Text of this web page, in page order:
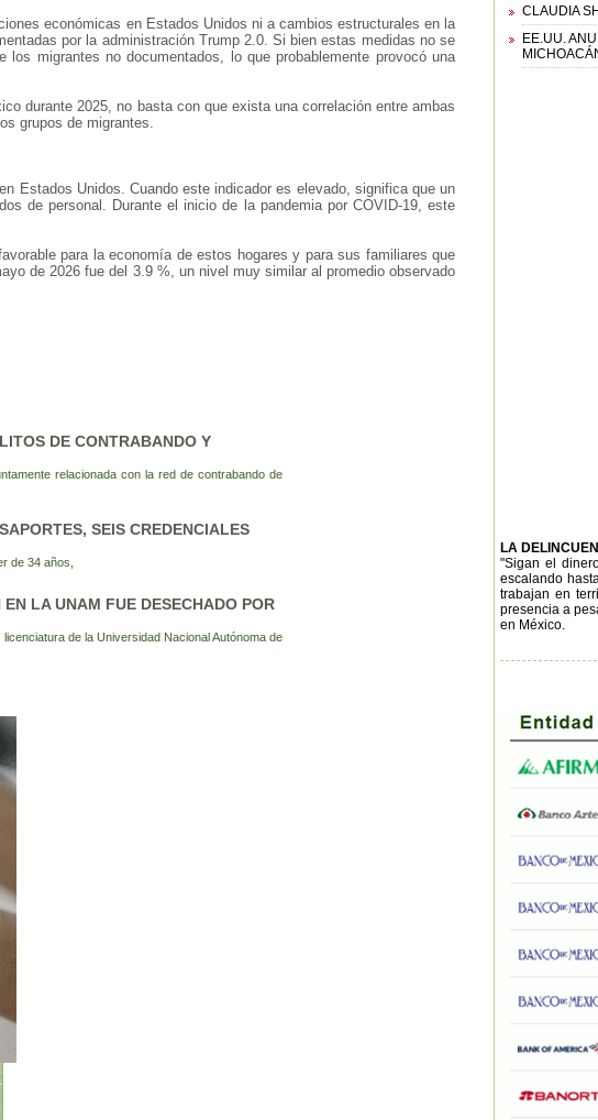
económicas en Estados Unidos ni a cambios estructurales en la
por la administración Trump 2.0. Si bien estas medidas no se
migrantes no documentados, lo que probablemente provocó una
durante 2025, no basta con que exista una correlación entre ambas
grupos de migrantes.
Estados Unidos. Cuando este indicador es elevado, significa que un
de personal. Durante el inicio de la pandemia por COVID-19, este
para la economía de estos hogares y para sus familiares que
de 2026 fue del 3.9 %, un nivel muy similar al promedio observado
DE CONTRABANDO Y
relacionada con la red de contrabando de
SEIS CREDENCIALES
de 34 años,
LA UNAM FUE DESECHADO POR
de la Universidad Nacional Autónoma de
CLAUDIA
EE.UU.
LA
"Sigan el
escalando
trabajan en
presencia a
en México.